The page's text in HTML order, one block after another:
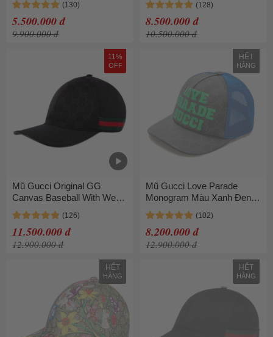
5.500.000 đ
9.900.000 đ
8.500.000 đ
10.500.000 đ
11%
OFF
Mũ Gucci Original GG
Canvas Baseball With Web
Black Size M
11.500.000 đ
12.900.000 đ
HẾT
HÀNG
Mũ Gucci Love Parade
Monogram Màu Xanh Đen
Size M
8.200.000 đ
12.900.000 đ
HẾT
HÀNG
HẾT
HÀNG